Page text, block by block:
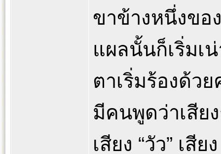
ขาข้างหนึ่งขอ
แผลนั้นก็เริ่มเ
ตาเริ่มร้องด้ว
มีคนพูดว่าเสีย
เสียง “วัว” เสีย